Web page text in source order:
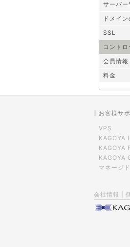
サーバー
ドメイ
SSL
コント
会員情報
料金
お客様サ
VPS
KAGOYA
KAGOYA
KAGOYA
マネージ
会社情報